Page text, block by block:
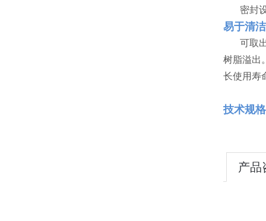
密封
易于清洁
可取
树脂溢出
长使用寿
技术规格
产品